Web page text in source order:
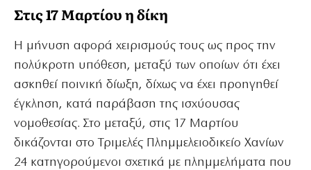
Στις 17 Μαρτίου η δίκη
Η μήνυση αφορά χειρισμούς τους ως προς την
πολύκροτη υπόθεση, μεταξύ των οποίων ότι έχει
ασκηθεί ποινική δίωξη, δίχως να έχει προηγηθεί
έγκληση, κατά παράβαση της ισχύουσας
νομοθεσίας. Στο μεταξύ, στις 17 Μαρτίου
δικάζονται στο Τριμελές Πλημμελειοδικείο Χανίων
24 κατηγορούμενοι σχετικά με πλημμελήματα που